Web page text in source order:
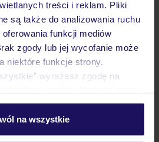
treści i reklam. Pliki
są także do analizowania ruchu
funkcji mediów
zgody lub jej wycofanie może
niektóre funkcje strony.
wyrażasz zgodę na
wchodząc w zakładkę
o plikach cookie znajdziesz
na wszystkie
Cana Resort & Spa
Luksusowy
UVERO ALTO
(7 noclegów)